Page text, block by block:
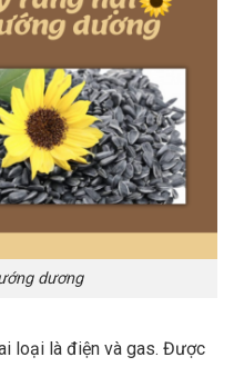
dương
loại là điện và gas. Được